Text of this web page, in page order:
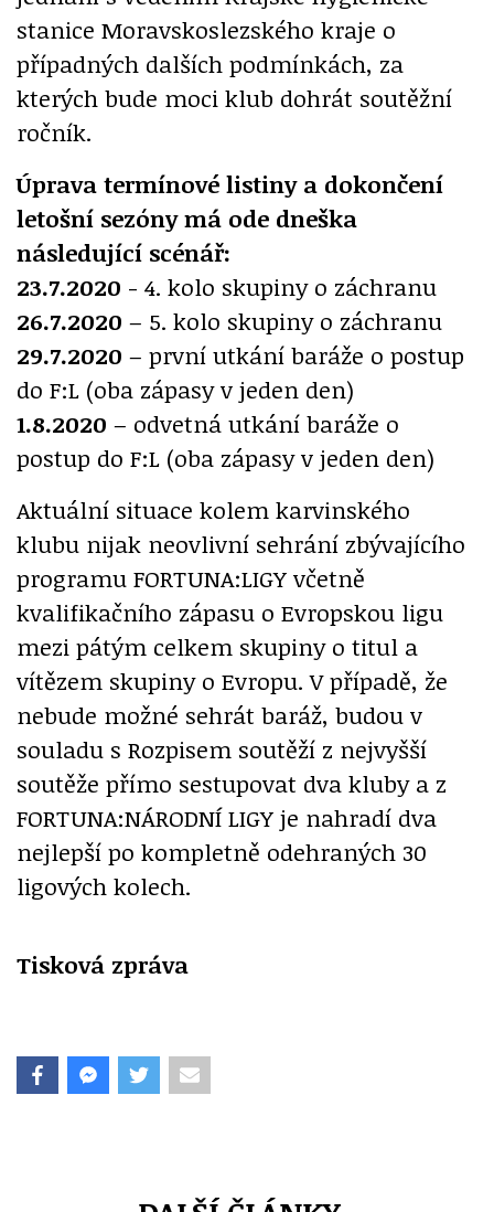
stanice Moravskoslezského kraje o
případných dalších podmínkách, za
kterých bude moci klub dohrát soutěžní
ročník.
Úprava termínové listiny a dokončení
letošní sezóny má ode dneška
následující scénář:
23.7.2020 - 4. kolo skupiny o záchranu
26.7.2020 – 5. kolo skupiny o záchranu
29.7.2020 – první utkání baráže o postup
do F:L (oba zápasy v jeden den)
1.8.2020 – odvetná utkání baráže o
postup do F:L (oba zápasy v jeden den)
Aktuální situace kolem karvinského
klubu nijak neovlivní sehrání zbývajícího
programu FORTUNA:LIGY včetně
kvalifikačního zápasu o Evropskou ligu
mezi pátým celkem skupiny o titul a
vítězem skupiny o Evropu. V případě, že
nebude možné sehrát baráž, budou v
souladu s Rozpisem soutěží z nejvyšší
soutěže přímo sestupovat dva kluby a z
FORTUNA:NÁRODNÍ LIGY je nahradí dva
nejlepší po kompletně odehraných 30
ligových kolech.
Tisková zpráva